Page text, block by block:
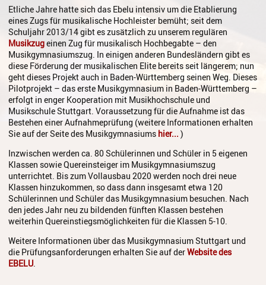
Musikproduktion, DJing und
Recording
Musiktheater - Stage
Coaching
Musiktheorie
Musiktherapie
MuM - Musikunterricht für
Menschen mit Behinderung
RockPopJazz
Schlaginstrumente
Streichinstrumente
Zupfinstrumente
Etliche Jahre hatte sich das Ebelu intensiv um die Etablierung
eines Zugs für musikalische Hochleister bemüht; seit dem
Schuljahr 2013/14 gibt es zusätzlich zu unserem regulären
Musikzugeinen Zug für musikalisch Hochbegabte – den
Musikgymnasiumszug. In einigen anderen Bundesländern gibt es
diese Förderung der musikalischen Elite bereits seit längerem; nun
geht dieses Projekt auch in Baden-Württemberg seinen Weg. Dieses
Pilotprojekt – das erste Musikgymnasium in Baden-Württemberg –
erfolgt in enger Kooperation mit Musikhochschule und
Musikschule Stuttgart. Voraussetzung für die Aufnahme ist das
Bestehen einer Aufnahmeprüfung (weitere Informationen erhalten
Sie auf der Seite des Musikgymnasiums hier... )
Inzwischen werden ca. 80 Schülerinnen und Schüler in 5 eigenen
Klassen sowie Quereinsteiger im Musikgymnasiumszug
unterrichtet. Bis zum Vollausbau 2020 werden noch drei neue
Klassen hinzukommen, so dass dann insgesamt etwa 120
Schülerinnen und Schüler das Musikgymnasium besuchen. Nach
den jedes Jahr neu zu bildenden fünften Klassen bestehen
weiterhin Quereinstiegsmöglichkeiten für die Klassen 5-10.
Weitere Informationen über das Musikgymnasium Stuttgart und
die Prüfungsanforderungen erhalten Sie auf derWebsite des
EBELU.